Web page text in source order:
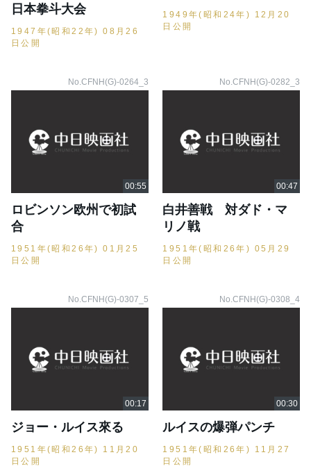
日本拳斗大会
1947年(昭和22年) 08月26
日公開
1949年(昭和24年) 12月20
日公開
No.CFNH(G)-0264_3
ロビンソン欧州で初試
合
1951年(昭和26年) 01月25
日公開
No.CFNH(G)-0282_3
白井善戦 対ダド・マ
リノ戦
1951年(昭和26年) 05月29
日公開
No.CFNH(G)-0307_5
ジョー・ルイス來る
1951年(昭和26年) 11月20
日公開
No.CFNH(G)-0308_4
ルイスの爆弾パンチ
1951年(昭和26年) 11月27
日公開